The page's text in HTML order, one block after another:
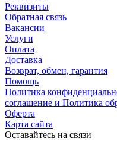
Реквизиты
Обратная связь
Вакансии
Услуги
Оплата
Доставка
Возврат, обмен, гарантия
Помощь
Политика
соглашение и Политика
Оферта
Карта сайта
Оставайтесь на связи